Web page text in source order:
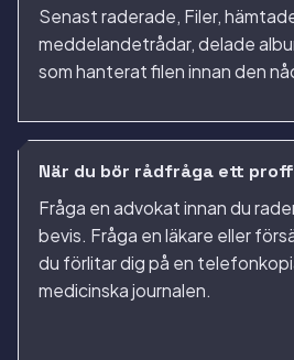
Senast raderade, Filer,
meddelandetrådar, delade
som hanterat filen innan den
När du bör rådfråga ett
Fråga en advokat innan du
bevis. Fråga en läkare eller
du förlitar dig på en
medicinska journalen.